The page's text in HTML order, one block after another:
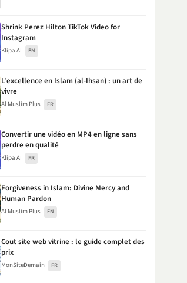
Shrink Perez Hilton TikTok Video for
Instagram
Klipa AI EN
L’excellence en Islam (al-Ihsan) : un art de
vivre
Al Muslim Plus FR
Convertir une vidéo en MP4 en ligne sans
perdre en qualité
Klipa AI FR
Forgiveness in Islam: Divine Mercy and
Human Pardon
Al Muslim Plus EN
Cout site web vitrine : le guide complet des
prix
MonSiteDemain FR